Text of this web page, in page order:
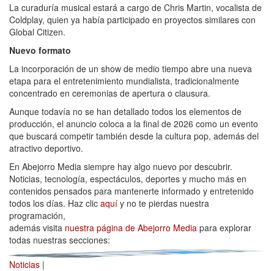
La curaduría musical estará a cargo de Chris Martin, vocalista de
Coldplay, quien ya había participado en proyectos similares con
Global Citizen.
Nuevo formato
La incorporación de un show de medio tiempo abre una nueva
etapa para el entretenimiento mundialista, tradicionalmente
concentrado en ceremonias de apertura o clausura.
Aunque todavía no se han detallado todos los elementos de
producción, el anuncio coloca a la final de 2026 como un evento
que buscará competir también desde la cultura pop, además del
atractivo deportivo.
En Abejorro Media siempre hay algo nuevo por descubrir.
Noticias, tecnología, espectáculos, deportes y mucho más en
contenidos pensados para mantenerte informado y entretenido
todos los días. Haz clic aquí y no te pierdas nuestra
programación,
además visita nuestra página de Abejorro Media para explorar
todas nuestras secciones:
Noticias |